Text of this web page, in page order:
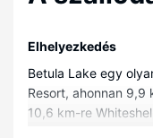
Elhelyezkedés
Betula Lake egy
Resort, ahonnan 9,9
10,6 km-re